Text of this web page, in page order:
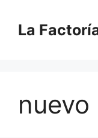
contenido
La
nuevo